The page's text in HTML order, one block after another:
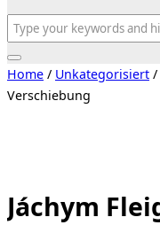
Search
for:
Toggle
sidebar
&
Home / Unkategorisiert /
Verschiebung
Jáchym